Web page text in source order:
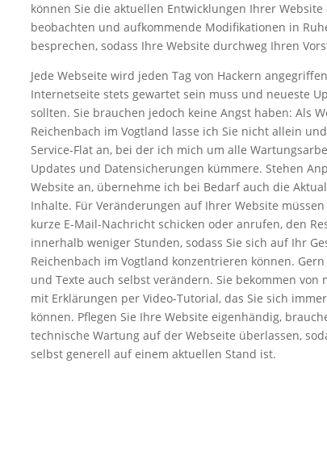
können Sie die aktuellen Entwicklungen Ihrer
beobachten und aufkommende Modifikationen in
besprechen, sodass Ihre Website durchweg Ihren
Jede Webseite wird jeden Tag von Hackern
Internetseite stets gewartet sein muss und neueste
sollten. Sie brauchen jedoch keine Angst haben: Als
Reichenbach im Vogtland lasse ich Sie nicht allein
Service-Flat an, bei der ich mich um alle
Updates und Datensicherungen kümmere. Stehen
Website an, übernehme ich bei Bedarf auch die
Inhalte. Für Veränderungen auf Ihrer Website
kurze E-Mail-Nachricht schicken oder anrufen, den
innerhalb weniger Stunden, sodass Sie sich auf Ihr
Reichenbach im Vogtland konzentrieren können.
und Texte auch selbst verändern. Sie bekommen von
mit Erklärungen per Video-Tutorial, das Sie sich
können. Pflegen Sie Ihre Website eigenhändig,
technische Wartung auf der Webseite überlassen,
selbst generell auf einem aktuellen Stand ist.